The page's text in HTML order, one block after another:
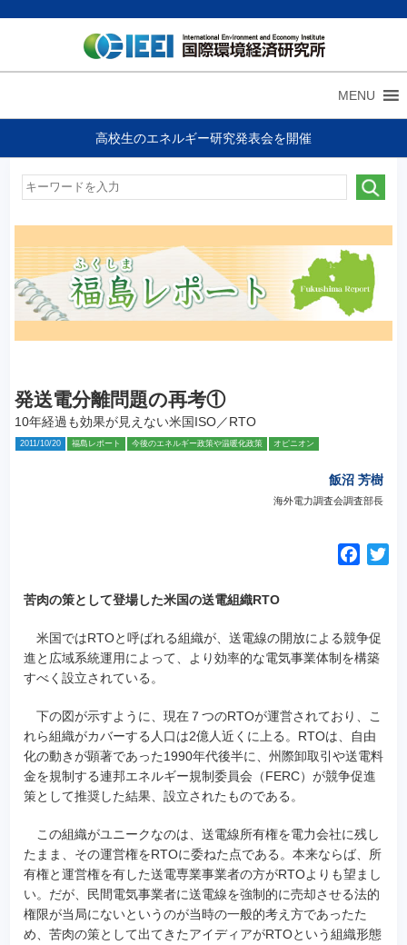
MENU
高校生のエネルギー研究発表会を開催
発送電分離問題の再考①
10年経過も効果が見えない米国ISO／RTO
2011/10/20 福島レポート 今後のエネルギー政策や温暖化政策 オピニオン
飯沼 芳樹
海外電力調査会調査部長
b
o
苦肉の策として登場した米国の送電組織RTO
米国ではRTOと呼ばれる組織が、送電線の開放による競争促
進と広域系統運用によって、より効率的な電気事業体制を構築
すべく設立されている。
下の図が示すように、現在７つのRTOが運営されており、こ
れら組織がカバーする人口は2億人近くに上る。RTOは、自由
化の動きが顕著であった1990年代後半に、州際卸取引や送電料
金を規制する連邦エネルギー規制委員会（FERC）が競争促進
策として推奨した結果、設立されたものである。
この組織がユニークなのは、送電線所有権を電力会社に残し
たまま、その運営権をRTOに委ねた点である。本来ならば、所
有権と運営権を有した送電専業事業者の方がRTOよりも望まし
い。だが、民間電気事業者に送電線を強制的に売却させる法的
権限が当局にないというのが当時の一般的考え方であったた
め、苦肉の策として出てきたアイディアがRTOという組織形態